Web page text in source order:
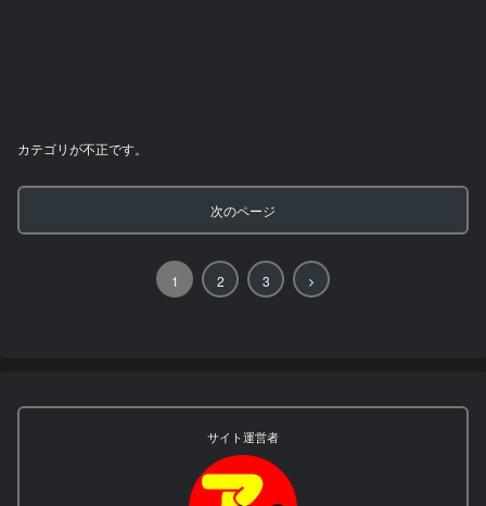
カテゴリが不正です。
次のページ
1 2 3
次
サイト運営者